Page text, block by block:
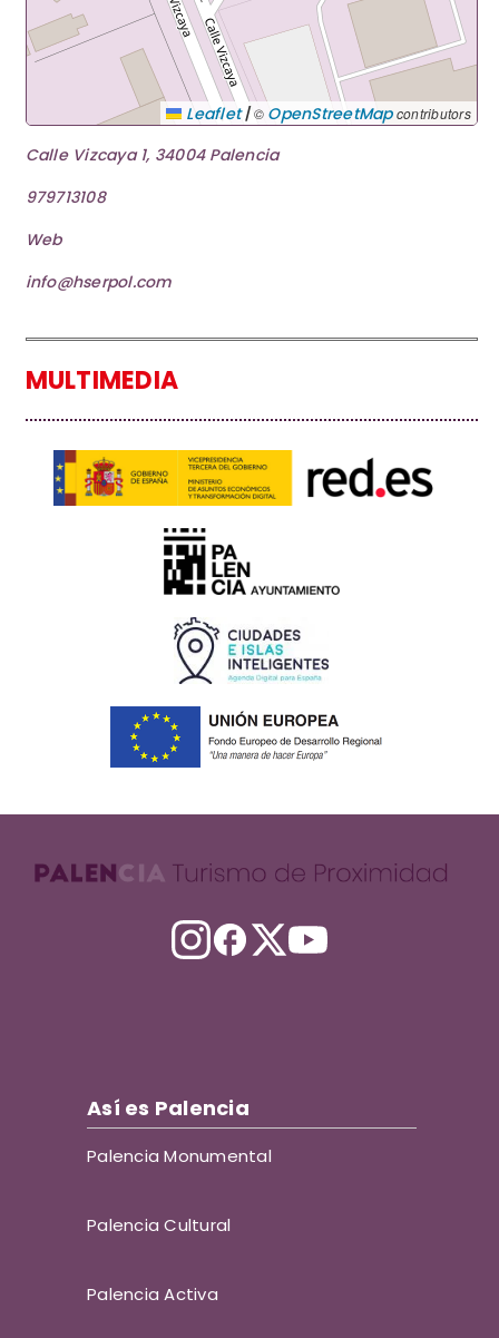
Leaflet|© OpenStreetMapcontributors
Calle Vizcaya 1, 34004 Palencia
979713108
Web
info@hserpol.com
MULTIMEDIA
Así es Palencia
Palencia Monumental
Palencia Cultural
Palencia Activa